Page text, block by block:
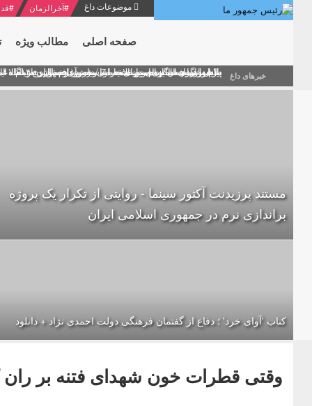
موضوعات داغ #آخرالزمان #
صفحه اصلی مطالب ویژه
خبرهای داغ منشور گفتمان امام و انقلاب - 7 /بخش دوم : شرح پیام ۱۰ خرداد ۱۳۶۹ امام خامنه ای/ فصل پنجم: حفظ عزّت و کرامت انقلابی
بازخوانی افشاگری سپهبد محمود منصور افسر ارشد
دلایل اهمیت سیزدهمین انتخابات ریاست جمهوری از نگاه
بیانات امام خامنه ای در سخنرانی نوروزی خطاب به ملت
پیام نوروزی امام خامنه ای به مناسبت آغاز سال ۱۴۰۰
مستند پرزيدنت آکتور سينما - روایتی از تکرار یک پروژه
براندازی نرم در جمهوری اسلامی ایران
کتاب 'آوای خرد' ؛ دفاع از گفتمان فرهنگی دولت احمدی نژاد + دانلود
وقتی قطرات خون شهدای فتنه بر